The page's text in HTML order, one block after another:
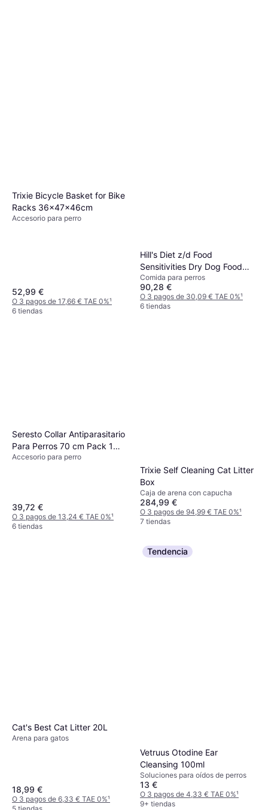
Trixie Bicycle Basket for Bike
Racks 36x47x46cm
Accesorio para perro
52,99 €
O 3 pagos de 17,66 € TAE 0%¹
6 tiendas
Hill's Diet z/d Food
Sensitivities Dry Dog Food
10kg
Comida para perros
90,28 €
O 3 pagos de 30,09 € TAE 0%¹
6 tiendas
Seresto Collar Antiparasitario
Para Perros 70 cm Pack 1
Unidad
Accesorio para perro
39,72 €
O 3 pagos de 13,24 € TAE 0%¹
6 tiendas
Trixie Self Cleaning Cat Litter
Box
Caja de arena con capucha
284,99 €
O 3 pagos de 94,99 € TAE 0%¹
7 tiendas
Cat's Best Cat Litter 20L
Arena para gatos
18,99 €
O 3 pagos de 6,33 € TAE 0%¹
Tendencia
Vetruus Otodine Ear
Cleansing 100ml
Soluciones para oídos de perros
13 €
O 3 pagos de 4,33 € TAE 0%¹
9+ tiendas